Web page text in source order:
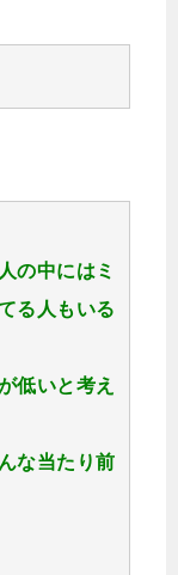
の中にはミ
る人もいる
低いと考え
な当たり前